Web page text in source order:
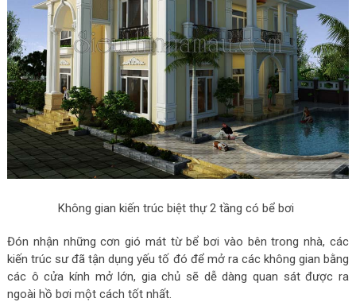
Không gian kiến trúc biệt thự 2 tầng có bể bơi
Đón nhận những cơn gió mát từ bể bơi vào bên trong nhà, các
kiến trúc sư đã tận dụng yếu tố đó để mở ra các không gian bằng
các ô cửa kính mở lớn, gia chủ sẽ dễ dàng quan sát được ra
ngoài hồ bơi một cách tốt nhất.